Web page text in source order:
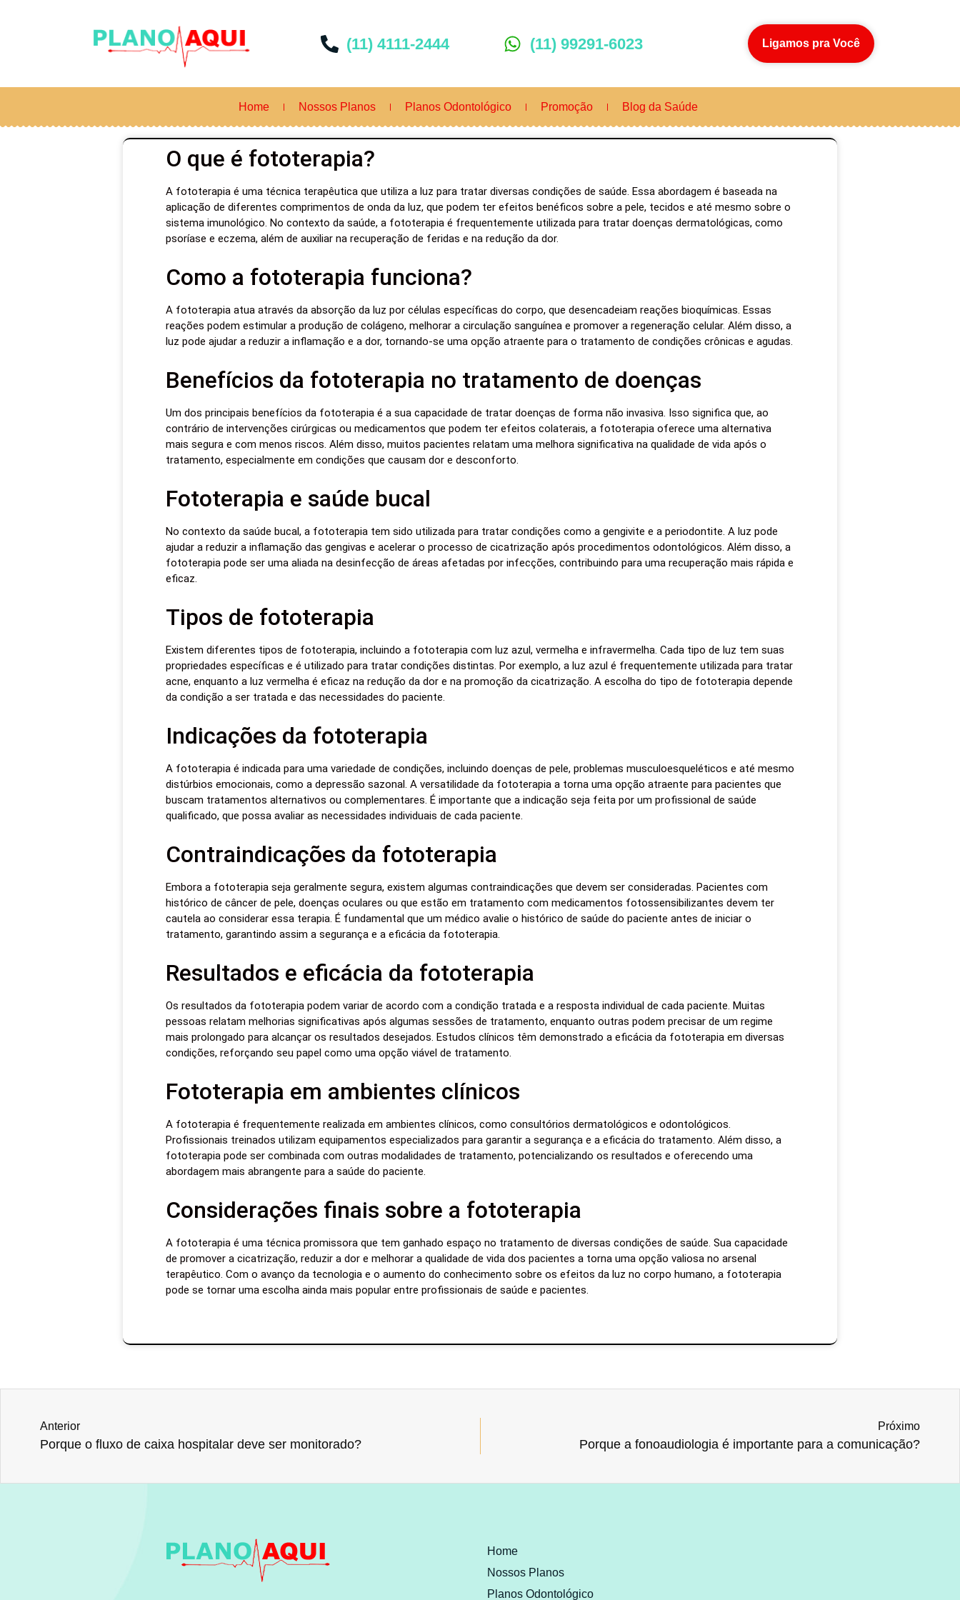
(11) 4111-2444 (11) 99291-6023 Ligamos pra Você
Home Nossos Planos Planos Odontológico Promoção Blog da Saúde
O que é fototerapia?
A fototerapia é uma técnica terapêutica que utiliza a luz para tratar diversas condições de saúde. Essa abordagem é baseada na
aplicação de diferentes comprimentos de onda da luz, que podem ter efeitos benéficos sobre a pele, tecidos e até mesmo sobre o
sistema imunológico. No contexto da saúde, a fototerapia é frequentemente utilizada para tratar doenças dermatológicas, como
psoríase e eczema, além de auxiliar na recuperação de feridas e na redução da dor.
Como a fototerapia funciona?
A fototerapia atua através da absorção da luz por células específicas do corpo, que desencadeiam reações bioquímicas. Essas
reações podem estimular a produção de colágeno, melhorar a circulação sanguínea e promover a regeneração celular. Além disso, a
luz pode ajudar a reduzir a inflamação e a dor, tornando-se uma opção atraente para o tratamento de condições crônicas e agudas.
Benefícios da fototerapia no tratamento de doenças
Um dos principais benefícios da fototerapia é a sua capacidade de tratar doenças de forma não invasiva. Isso significa que, ao
contrário de intervenções cirúrgicas ou medicamentos que podem ter efeitos colaterais, a fototerapia oferece uma alternativa
mais segura e com menos riscos. Além disso, muitos pacientes relatam uma melhora significativa na qualidade de vida após o
tratamento, especialmente em condições que causam dor e desconforto.
Fototerapia e saúde bucal
No contexto da saúde bucal, a fototerapia tem sido utilizada para tratar condições como a gengivite e a periodontite. A luz pode
ajudar a reduzir a inflamação das gengivas e acelerar o processo de cicatrização após procedimentos odontológicos. Além disso, a
fototerapia pode ser uma aliada na desinfecção de áreas afetadas por infecções, contribuindo para uma recuperação mais rápida e
eficaz.
Tipos de fototerapia
Existem diferentes tipos de fototerapia, incluindo a fototerapia com luz azul, vermelha e infravermelha. Cada tipo de luz tem suas
propriedades específicas e é utilizado para tratar condições distintas. Por exemplo, a luz azul é frequentemente utilizada para tratar
acne, enquanto a luz vermelha é eficaz na redução da dor e na promoção da cicatrização. A escolha do tipo de fototerapia depende
da condição a ser tratada e das necessidades do paciente.
Indicações da fototerapia
A fototerapia é indicada para uma variedade de condições, incluindo doenças de pele, problemas musculoesqueléticos e até mesmo
distúrbios emocionais, como a depressão sazonal. A versatilidade da fototerapia a torna uma opção atraente para pacientes que
buscam tratamentos alternativos ou complementares. É importante que a indicação seja feita por um profissional de saúde
qualificado, que possa avaliar as necessidades individuais de cada paciente.
Contraindicações da fototerapia
Embora a fototerapia seja geralmente segura, existem algumas contraindicações que devem ser consideradas. Pacientes com
histórico de câncer de pele, doenças oculares ou que estão em tratamento com medicamentos fotossensibilizantes devem ter
cautela ao considerar essa terapia. É fundamental que um médico avalie o histórico de saúde do paciente antes de iniciar o
tratamento, garantindo assim a segurança e a eficácia da fototerapia.
Resultados e eficácia da fototerapia
Os resultados da fototerapia podem variar de acordo com a condição tratada e a resposta individual de cada paciente. Muitas
pessoas relatam melhorias significativas após algumas sessões de tratamento, enquanto outras podem precisar de um regime
mais prolongado para alcançar os resultados desejados. Estudos clínicos têm demonstrado a eficácia da fototerapia em diversas
condições, reforçando seu papel como uma opção viável de tratamento.
Fototerapia em ambientes clínicos
A fototerapia é frequentemente realizada em ambientes clínicos, como consultórios dermatológicos e odontológicos.
Profissionais treinados utilizam equipamentos especializados para garantir a segurança e a eficácia do tratamento. Além disso, a
fototerapia pode ser combinada com outras modalidades de tratamento, potencializando os resultados e oferecendo uma
abordagem mais abrangente para a saúde do paciente.
Considerações finais sobre a fototerapia
A fototerapia é uma técnica promissora que tem ganhado espaço no tratamento de diversas condições de saúde. Sua capacidade
de promover a cicatrização, reduzir a dor e melhorar a qualidade de vida dos pacientes a torna uma opção valiosa no arsenal
terapêutico. Com o avanço da tecnologia e o aumento do conhecimento sobre os efeitos da luz no corpo humano, a fototerapia
pode se tornar uma escolha ainda mais popular entre profissionais de saúde e pacientes.
Anterior
Porque o fluxo de caixa hospitalar deve ser monitorado?
Próximo
Porque a fonoaudiologia é importante para a comunicação?
Home
Nossos Planos
Planos Odontológico